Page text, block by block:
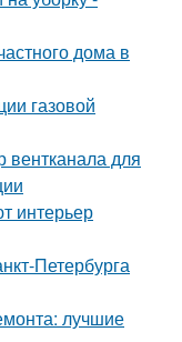
дома в
газовой
вентканала для
интерьер
Петербурга
лучшие